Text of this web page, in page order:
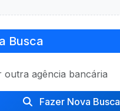
Busca
outra agência bancária
Fazer Nova Busca